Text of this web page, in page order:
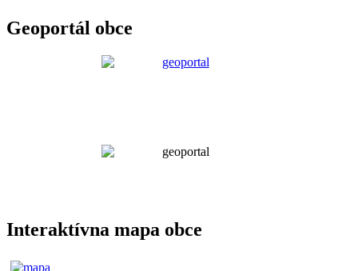
Geoportál obce
Interaktívna mapa obce